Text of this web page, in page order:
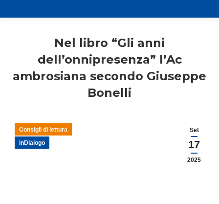
Nel libro “Gli anni
dell’onnipresenza” l’Ac
ambrosiana secondo Giuseppe
Bonelli
Set
17
2025
Consigli di lettura
inDialogo